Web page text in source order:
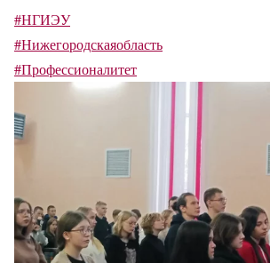
#НГИЭУ
#Нижегородскаяобласть
#Профессионалитет